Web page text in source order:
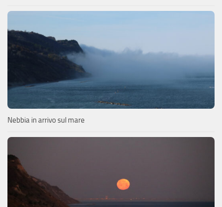
Nebbia in arrivo sul mare